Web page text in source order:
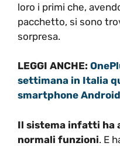
loro i primi che,
pacchetto, si sono
sorpresa.
LEGGI ANCHE:
settimana in Italia
smartphone Android
Il sistema infatti ha
normali funzioni. E